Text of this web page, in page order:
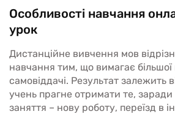
Особливості навчання
урок
Дистанційне вивчення мов
навчання тим, що вимагає більшої
самовіддачі. Результат залежить
учень прагне отримати те, заради
заняття – нову роботу, переїзд в